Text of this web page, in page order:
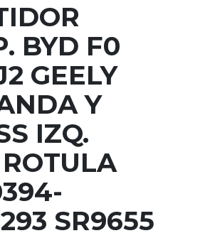
BYD F0
GEELY
Y
IZQ.
SR9655